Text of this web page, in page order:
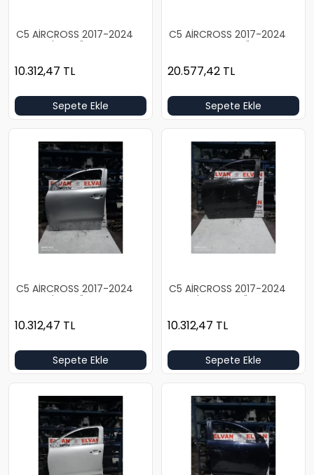
C5 AİRCROSS 2017-2024
BOŞ GRİ SOL ÖN KAPI
10.312,47 TL
Sepete Ekle
C5 AİRCROSS 2017-2024
BOŞ BEYAZ SOL ÖN KAPI
20.577,42 TL
Sepete Ekle
C5 AİRCROSS 2017-2024
BOŞ GRİ SOL ÖN KAPI
10.312,47 TL
Sepete Ekle
C5 AİRCROSS 2017-2024
BOŞ SİYAH SOL ÖN KAPI
10.312,47 TL
Sepete Ekle